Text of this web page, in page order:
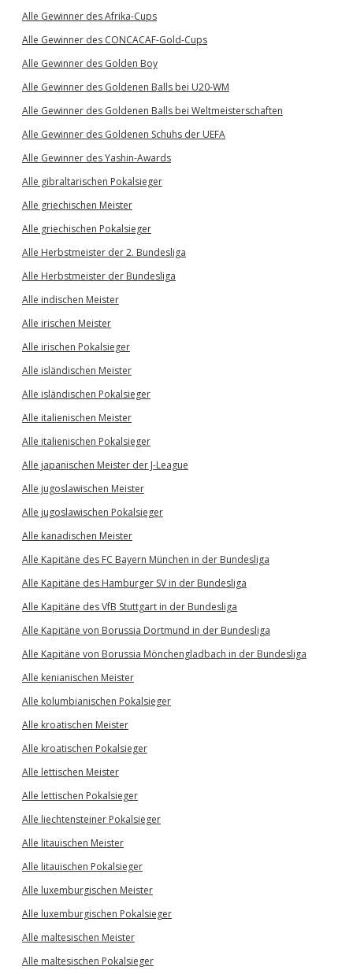
Alle Gewinner des Afrika-Cups
Alle Gewinner des CONCACAF-Gold-Cups
Alle Gewinner des Golden Boy
Alle Gewinner des Goldenen Balls bei U20-WM
Alle Gewinner des Goldenen Balls bei Weltmeisterschaften
Alle Gewinner des Goldenen Schuhs der UEFA
Alle Gewinner des Yashin-Awards
Alle gibraltarischen Pokalsieger
Alle griechischen Meister
Alle griechischen Pokalsieger
Alle Herbstmeister der 2. Bundesliga
Alle Herbstmeister der Bundesliga
Alle indischen Meister
Alle irischen Meister
Alle irischen Pokalsieger
Alle isländischen Meister
Alle isländischen Pokalsieger
Alle italienischen Meister
Alle italienischen Pokalsieger
Alle japanischen Meister der J-League
Alle jugoslawischen Meister
Alle jugoslawischen Pokalsieger
Alle kanadischen Meister
Alle Kapitäne des FC Bayern München in der Bundesliga
Alle Kapitäne des Hamburger SV in der Bundesliga
Alle Kapitäne des VfB Stuttgart in der Bundesliga
Alle Kapitäne von Borussia Dortmund in der Bundesliga
Alle Kapitäne von Borussia Mönchengladbach in der Bundesliga
Alle kenianischen Meister
Alle kolumbianischen Pokalsieger
Alle kroatischen Meister
Alle kroatischen Pokalsieger
Alle lettischen Meister
Alle lettischen Pokalsieger
Alle liechtensteiner Pokalsieger
Alle litauischen Meister
Alle litauischen Pokalsieger
Alle luxemburgischen Meister
Alle luxemburgischen Pokalsieger
Alle maltesischen Meister
Alle maltesischen Pokalsieger